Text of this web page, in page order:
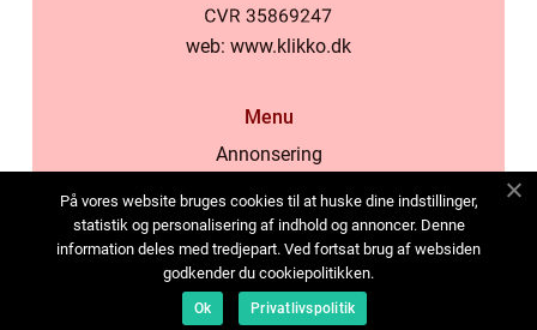
web: www.klikko.dk
Menu
Annonsering
Cookies
Kontakta oss
Sitemap
På vores website bruges cookies til at huske dine indstillinger,
statistik og personalisering af indhold og annoncer. Denne
information deles med tredjepart. Ved fortsat brug af websiden
godkender du cookiepolitikken.
Ok Privatlivspolitik